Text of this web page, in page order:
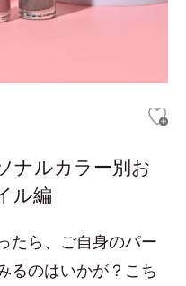
ナルカラー別お
ル編
たら、ご自身のパー
るのはいかが？こち